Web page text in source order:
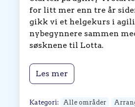
for litt mer enn tre år
gikk vi et helgekurs i
nybegynnere sammen
søsknene til Lotta.
Les mer
Kategori: Alle områder